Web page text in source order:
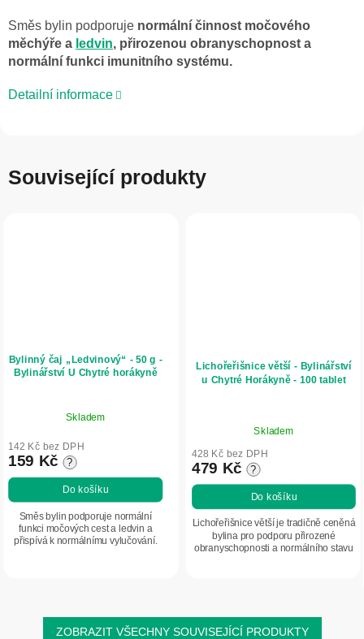
Směs bylin podporuje normální činnost močového
měchýře a ledvin, přirozenou obranyschopnost a
normální funkci imunitního systému.
Detailní informace
Související produkty
Bylinný čaj „Ledvinový“ - 50 g -
Bylinářství U Chytré horákyně
Skladem
142 Kč bez DPH
159 Kč ?
Do košíku
Směs bylin podporuje normální
funkci močových cest a ledvin a
přispívá k normálnímu vylučování.
Lichořeřišnice větší - Bylinářství
u Chytré Horákyně - 100 tablet
produktu
je
5,0
z
5
hvězdiček.
Skladem
428 Kč bez DPH
479 Kč ?
Do košíku
Lichořeřišnice větší je tradičně ceněná
bylina pro podporu přirozené
obranyschopnosti a normálního stavu
ZOBRAZIT VŠECHNY SOUVISEJÍCÍ PRODUKTY